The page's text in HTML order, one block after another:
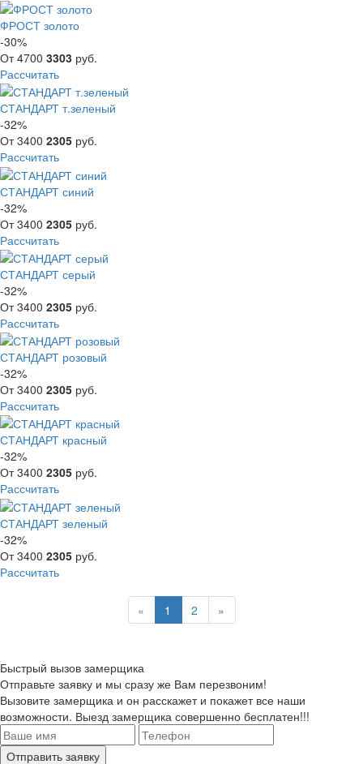
ФРОСТ золото
-30%
От4700 3303 руб.
Рассчитать
СТАНДАРТ т.зеленый
-32%
От3400 2305 руб.
Рассчитать
СТАНДАРТ синий
-32%
От3400 2305 руб.
Рассчитать
СТАНДАРТ серый
-32%
От3400 2305 руб.
Рассчитать
СТАНДАРТ розовый
-32%
От3400 2305 руб.
Рассчитать
СТАНДАРТ красный
-32%
От3400 2305 руб.
Рассчитать
СТАНДАРТ зеленый
-32%
От3400 2305 руб.
Рассчитать
« 1 2 »
Быстрый вызов замерщика
Отправьте заявку и мы сразу же Вам перезвоним!
Вызовите замерщика и он расскажет и покажет все наши
возможности. Выезд замерщика совершенно бесплатен!!!
Отправить заявку